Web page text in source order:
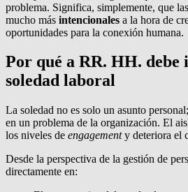
problema. Significa, simplemente, que
mucho más intencionales a la hora de
oportunidades para la conexión humana.
Por qué a RR. HH.
soledad laboral
La soledad no es solo un asunto
en un problema de la organización. El
los niveles de engagementy deteriora el
Desde la perspectiva de la gestión de
directamente en: